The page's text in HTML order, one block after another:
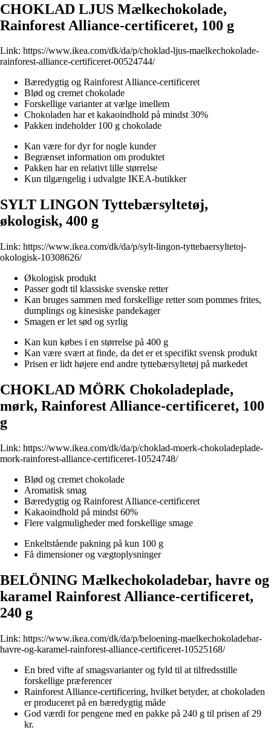
CHOKLAD LJUS Mælkechokolade,
Rainforest Alliance-certificeret, 100 g
Link: https://www.ikea.com/dk/da/p/choklad-ljus-maelkechokolade-
rainforest-alliance-certificeret-00524744/
Bæredygtig og Rainforest Alliance-certificeret
Blød og cremet chokolade
Forskellige varianter at vælge imellem
Chokoladen har et kakaoindhold på mindst 30%
Pakken indeholder 100 g chokolade
Kan være for dyr for nogle kunder
Begrænset information om produktet
Pakken har en relativt lille størrelse
Kun tilgængelig i udvalgte IKEA-butikker
SYLT LINGON Tyttebærsyltetøj,
økologisk, 400 g
Link: https://www.ikea.com/dk/da/p/sylt-lingon-tyttebaersyltetoj-
okologisk-10308626/
Økologisk produkt
Passer godt til klassiske svenske retter
Kan bruges sammen med forskellige retter som pommes frites,
dumplings og kinesiske pandekager
Smagen er let sød og syrlig
Kan kun købes i en størrelse på 400 g
Kan være svært at finde, da det er et specifikt svensk produkt
Prisen er lidt højere end andre tyttebærsyltetøj på markedet
CHOKLAD MÖRK Chokoladeplade,
mørk, Rainforest Alliance-certificeret, 100
g
Link: https://www.ikea.com/dk/da/p/choklad-moerk-chokoladeplade-
mork-rainforest-alliance-certificeret-10524748/
Blød og cremet chokolade
Aromatisk smag
Bæredygtig og Rainforest Alliance-certificeret
Kakaoindhold på mindst 60%
Flere valgmuligheder med forskellige smage
Enkeltstående pakning på kun 100 g
Få dimensioner og vægtoplysninger
BELÖNING Mælkechokoladebar, havre og
karamel Rainforest Alliance-certificeret,
240 g
Link: https://www.ikea.com/dk/da/p/beloening-maelkechokoladebar-
havre-og-karamel-rainforest-alliance-certificeret-10525168/
En bred vifte af smagsvarianter og fyld til at tilfredsstille
forskellige præferencer
Rainforest Alliance-certificering, hvilket betyder, at chokoladen
er produceret på en bæredygtig måde
God værdi for pengene med en pakke på 240 g til prisen af 29
kr.